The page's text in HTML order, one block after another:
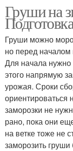
Груши на
Груши можно
но перед началом
Для начала нужно
этого напрямую
урожая. Сроки
ориентироваться
заморозки не
рано, пока они
на ветке тоже не
заморозить груши